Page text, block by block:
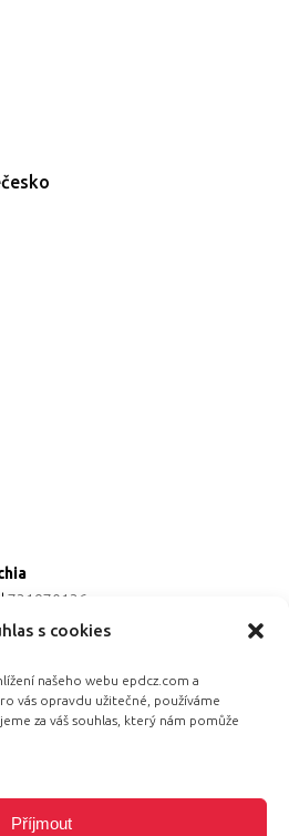
s cookies
našeho webu epdcz.com a
vás opravdu užitečné, používáme
za váš souhlas, který nám pomůže
Příjmout
| 731970136
607782535